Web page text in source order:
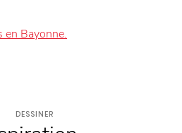
en Bayonne.
DESSINER